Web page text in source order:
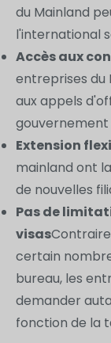
du Mainland
l'international
Accès aux
entreprises du
aux appels
gouvernement
Extension
mainland ont
de nouvelles
Pas de
visas
certain
bureau, les
demander
fonction de la